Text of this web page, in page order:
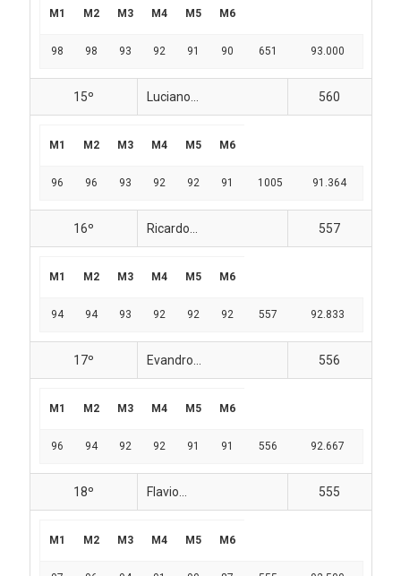
M1 M2 M3 M4 M5 M6
98 98 93 92 91 90 651 93.000
15º Luciano... 560
M1 M2 M3 M4 M5 M6
96 96 93 92 92 91 1005 91.364
16º Ricardo... 557
M1 M2 M3 M4 M5 M6
94 94 93 92 92 92 557 92.833
17º Evandro... 556
M1 M2 M3 M4 M5 M6
96 94 92 92 91 91 556 92.667
18º Flavio... 555
M1 M2 M3 M4 M5 M6